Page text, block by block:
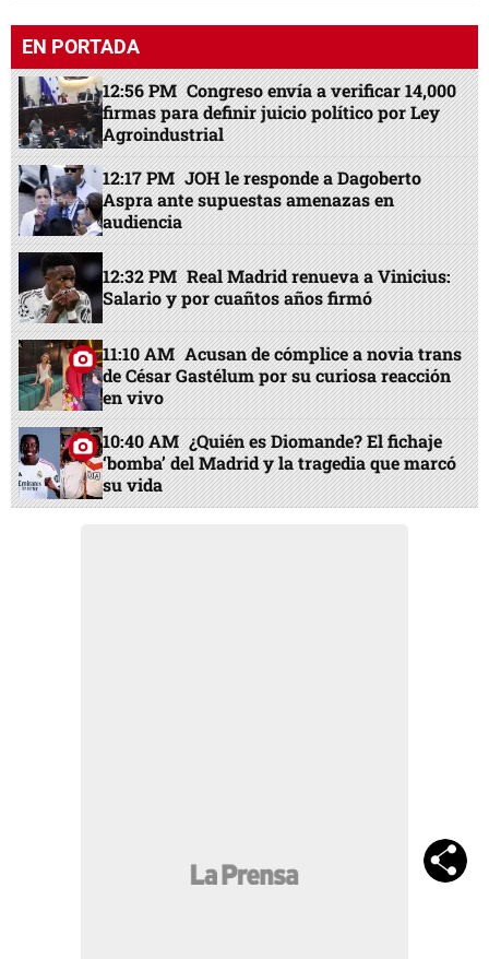
EN PORTADA
12:56 PM Congreso envía a verificar 14,000
firmas para definir juicio político por Ley
Agroindustrial
12:17 PM JOH le responde a Dagoberto
Aspra ante supuestas amenazas en
audiencia
12:32 PM Real Madrid renueva a Vinicius:
Salario y por cuañtos años firmó
11:10 AM Acusan de cómplice a novia trans
de César Gastélum por su curiosa reacción
en vivo
10:40 AM ¿Quién es Diomande? El fichaje
‘bomba’ del Madrid y la tragedia que marcó
su vida